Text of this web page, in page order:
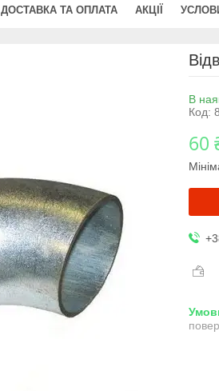
ДОСТАВКА ТА ОПЛАТА АКЦІЇ
В
Код:
60